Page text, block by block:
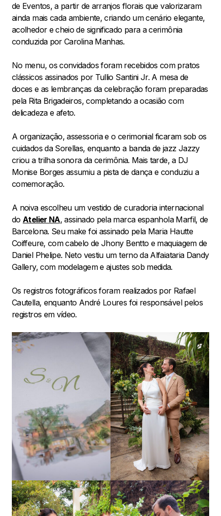
de Eventos, a partir de arranjos florais que valorizaram
ainda mais cada ambiente, criando um cenário elegante,
acolhedor e cheio de significado para a cerimônia
conduzida por Carolina Manhas.
No menu, os convidados foram recebidos com pratos
clássicos assinados por Tullio Santini Jr. A mesa de
doces e as lembranças da celebração foram preparadas
pela Rita Brigadeiros, completando a ocasião com
delicadeza e afeto.
A organização, assessoria e o cerimonial ficaram sob os
cuidados da Sorellas, enquanto a banda de jazz Jazzy
criou a trilha sonora da cerimônia. Mais tarde, a DJ
Monise Borges assumiu a pista de dança e conduziu a
comemoração.
A noiva escolheu um vestido de curadoria internacional
doAtelier NA, assinado pela marca espanhola Marfil, de
Barcelona. Seu make foi assinado pela Maria Hautte
Coiffeure, com cabelo de Jhony Bentto e maquiagem de
Daniel Phelipe. Neto vestiu um terno da Alfaiataria Dandy
Gallery, com modelagem e ajustes sob medida.
Os registros fotográficos foram realizados por Rafael
Cautella, enquanto André Loures foi responsável pelos
registros em vídeo.